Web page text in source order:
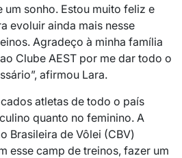
um sonho. Estou muito feliz e
evoluir ainda mais nesse
Agradeço à minha família
Clube AEST por me dar todo o
afirmou Lara.
atletas de todo o país
quanto no feminino. A
Brasileira de Vôlei (CBV)
esse camp de treinos, fazer um